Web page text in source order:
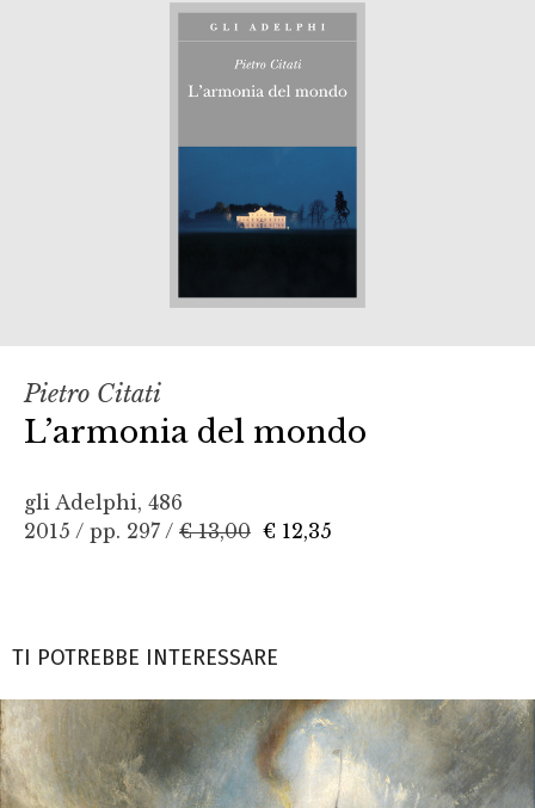
Pietro Citati
L’armonia del mondo
gli Adelphi, 486
2015 / pp. 297 / € 13,00 € 12,35
TI POTREBBE INTERESSARE